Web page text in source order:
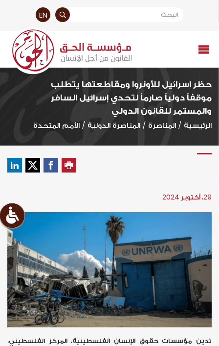
EN
حظر إسرائيل للأونروا ومقاطعتها يتطلب
موقفاً دولياً صارماً لتحدي إسرائيل السافر
والمستمر للقانون الدولي
الرئيسية / المناصرة / المناصرة الدولية / الأمم المتحدة
29، أكتوبر 2024
تدين مؤسسات حقوق الإنسان الفلسطينية، المركز الفلسطيني،